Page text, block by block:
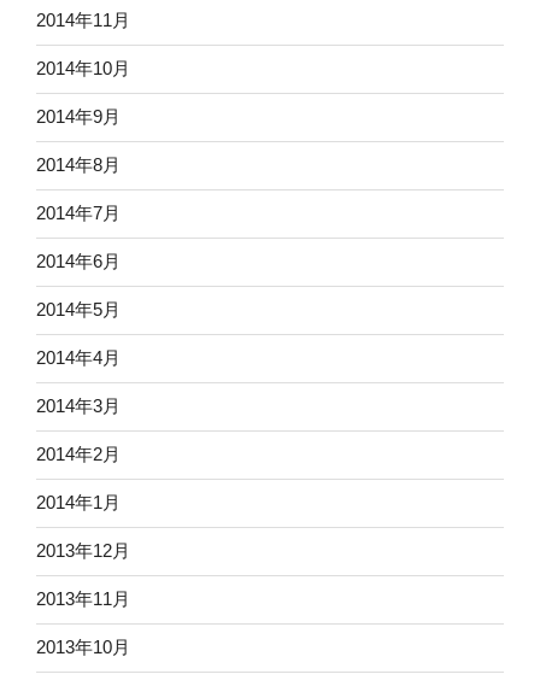
2014年11月
2014年10月
2014年9月
2014年8月
2014年7月
2014年6月
2014年5月
2014年4月
2014年3月
2014年2月
2014年1月
2013年12月
2013年11月
2013年10月